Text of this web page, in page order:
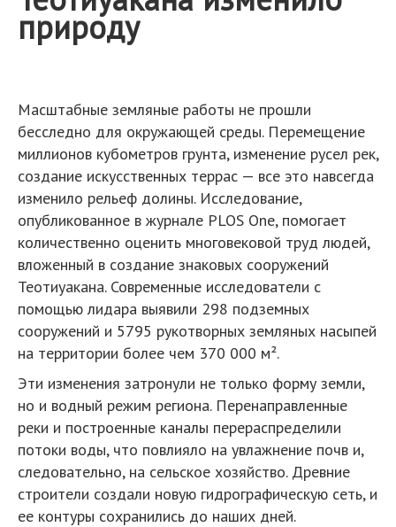
природу
Масштабные земляные работы не прошли
бесследно для окружающей среды. Перемещение
миллионов кубометров грунта, изменение русел рек,
создание искусственных террас — все это навсегда
изменило рельеф долины. Исследование,
опубликованное в журнале PLOS One, помогает
количественно оценить многовековой труд людей,
вложенный в создание знаковых сооружений
Теотиуакана. Современные исследователи с
помощью лидара выявили 298 подземных
сооружений и 5795 рукотворных земляных насыпей
на территории более чем 370 000 м².
Эти изменения затронули не только форму земли,
но и водный режим региона. Перенаправленные
реки и построенные каналы перераспределили
потоки воды, что повлияло на увлажнение почв и,
следовательно, на сельское хозяйство. Древние
строители создали новую гидрографическую сеть, и
ее контуры сохранились до наших дней.